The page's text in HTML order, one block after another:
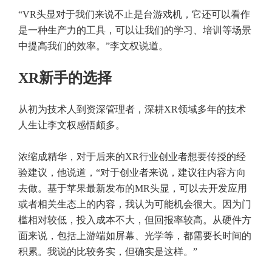
“VR头显对于我们来说不止是台游戏机，它还可以看作
是一种生产力的工具，可以让我们的学习、培训等场景
中提高我们的效率。”李文权说道。
XR新手的选择
从初为技术人到资深管理者，深耕XR领域多年的技术
人生让李文权感悟颇多。
浓缩成精华，对于后来的XR行业创业者想要传授的经
验建议，他说道，“对于创业者来说，建议往内容方向
去做。基于苹果最新发布的MR头显，可以去开发应用
或者相关生态上的内容，我认为可能机会很大。因为门
槛相对较低，投入成本不大，但回报率较高。从硬件方
面来说，包括上游端如屏幕、光学等，都需要长时间的
积累。我说的比较务实，但确实是这样。”